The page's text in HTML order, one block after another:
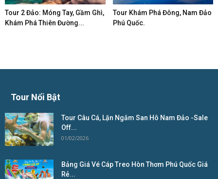
Tour 2 Đảo: Móng Tay, Gầm Ghì,
Khám Phá Thiên Đường...
Tour Khám Phá Đông, Nam Đảo
Phú Quốc.
Tour Nổi Bật
Tour Câu Cá, Lặn Ngắm San Hô Nam Đảo -Sale
Off...
01/02/2026
Bảng Giá Vé Cáp Treo Hòn Thơm Phú Quốc Giá
Rẻ...